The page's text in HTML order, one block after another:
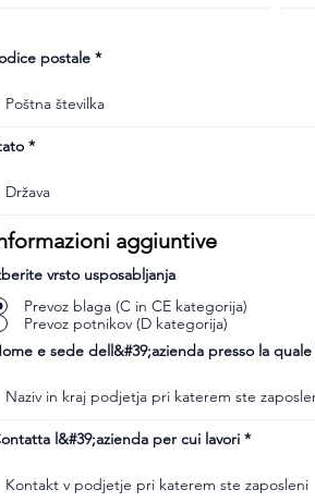
postale
aggiuntive
vrsto usposabljanja
Prevoz blaga (C in CE kategorija)
Prevoz potnikov (D kategorija)
e sede dell&#39;azienda presso la quale
l&#39;azienda per cui lavori